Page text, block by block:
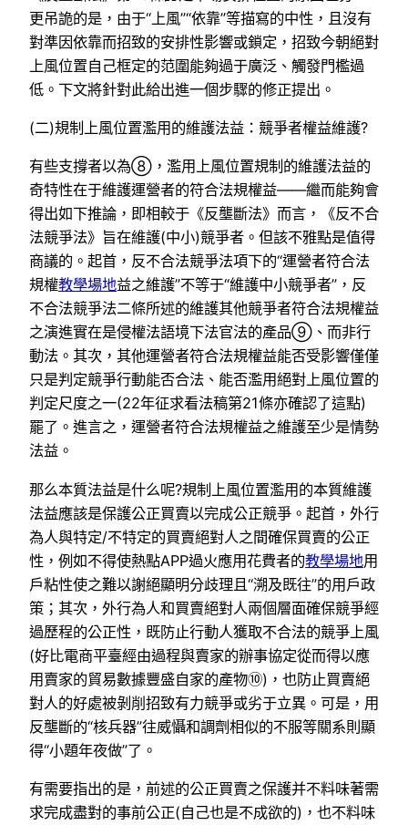
更吊詭的是，由于“上風”“依靠”等描寫的中性，且沒有
對準因依靠而招致的安排性影響或鎖定，招致今朝絕對
上風位置自己框定的范圍能夠過于廣泛、觸發門檻過
低。下文將針對此給出進一個步驟的修正提出。
(二)規制上風位置濫用的維護法益：競爭者權益維護?
有些支撐者以為⑧，濫用上風位置規制的維護法益的
奇特性在于維護運營者的符合法規權益——繼而能夠會
得出如下推論，即相較于《反壟斷法》而言，《反不合
法競爭法》旨在維護(中小)競爭者。但該不雅點是值得
商議的。起首，反不合法競爭法項下的“運營者符合法
規權教學場地益之維護”不等于“維護中小競爭者”，反
不合法競爭法二條所述的維護其他競爭者符合法規權益
之演進實在是侵權法語境下法官法的產品⑨、而非行
動法。其次，其他運營者符合法規權益能否受影響僅僅
只是判定競爭行動能否合法、能否濫用絕對上風位置的
判定尺度之一(22年征求看法稿第21條亦確認了這點)
罷了。進言之，運營者符合法規權益之維護至少是情勢
法益。
那么本質法益是什么呢?規制上風位置濫用的本質維護
法益應該是保護公正買賣以完成公正競爭。起首，外行
為人與特定/不特定的買賣絕對人之間確保買賣的公正
性，例如不得使熱點APP過火應用花費者的教學場地用
戶粘性使之難以謝絕顯明分歧理且“溯及既往”的用戶政
策；其次，外行為人和買賣絕對人兩個層面確保競爭經
過歷程的公正性，既防止行動人獲取不合法的競爭上風
(好比電商平臺經由過程與賣家的辦事協定從而得以應
用賣家的貿易數據豐盛自家的產物⑩)，也防止買賣絕
對人的好處被剝削招致有力競爭或劣于立異。可是，用
反壟斷的“核兵器”往威懾和調劑相似的不服等關系則顯
得“小題年夜做”了。
有需要指出的是，前述的公正買賣之保護并不料味著需
求完成盡對的事前公正(自己也是不成欲的)，也不料味